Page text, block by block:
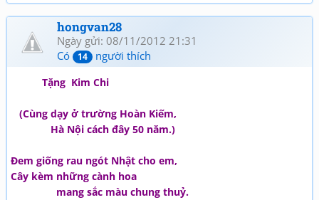
hongvan28
Ngày gửi: 08/11/2012 21:31
Có
14 người thích
Tặng Kim Chi
(Cùng dạy ở trường Hoàn Kiếm,
Hà Nội cách đây 50 năm.)
Đem giống rau ngót Nhật cho em,
Cây kèm những cành hoa
mang sắc màu chung thuỷ.